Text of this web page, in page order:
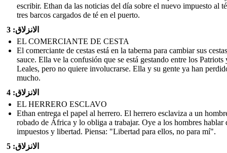
escribir. Ethan da las noticias del día sobre el nuevo impuesto al
tres barcos cargados de té en el puerto.
الانزلاق: 3
EL COMERCIANTE DE CESTA
El comerciante de cestas está en la taberna para cambiar sus
sauce. Ella ve la confusión que se está gestando entre los Patriots
Leales, pero no quiere involucrarse. Ella y su gente ya han
mucho.
الانزلاق: 4
EL HERRERO ESCLAVO
Ethan entrega el papel al herrero. El herrero esclaviza a un
robado de África y lo obliga a trabajar. Oye a los hombres hablar
impuestos y libertad. Piensa: "Libertad para ellos, no para mí".
الانزلاق: 5